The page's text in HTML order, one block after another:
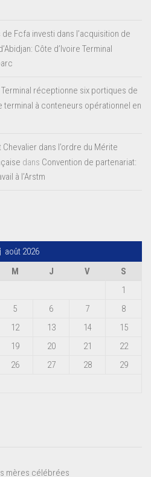
Fcfa investi dans l’acquisition de
Côte d’Ivoire Terminal
Terminal réceptionne six portiques de
terminal à conteneurs opérationnel en
dans l’ordre du Mérite
dans Convention de partenariat:
à l’Arstm
août 2026
M J V
S
1
5 6 7
8
12 13 14
15
19 20 21
22
26 27 28
29
mères célébrées